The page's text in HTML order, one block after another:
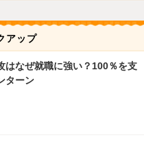
アップ
はなぜ就職に強い？100％を支
ターン